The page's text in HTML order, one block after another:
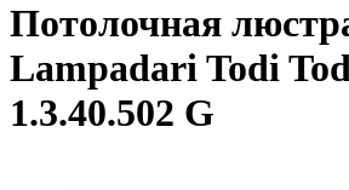
Потолочная
Lampadari Todi
1.3.40.502 G